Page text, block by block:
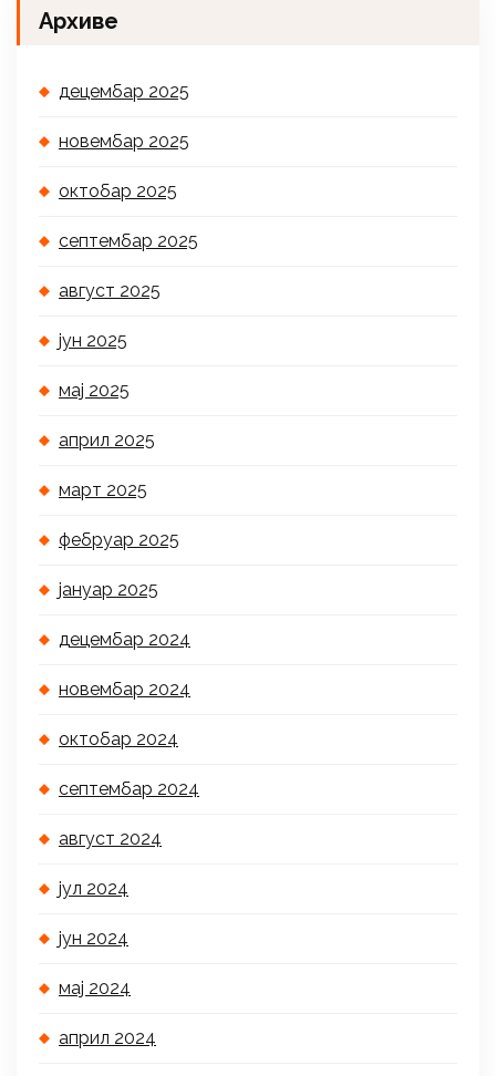
Архиве
децембар 2025
новембар 2025
октобар 2025
септембар 2025
август 2025
јун 2025
мај 2025
април 2025
март 2025
фебруар 2025
јануар 2025
децембар 2024
новембар 2024
октобар 2024
септембар 2024
август 2024
јул 2024
јун 2024
мај 2024
април 2024